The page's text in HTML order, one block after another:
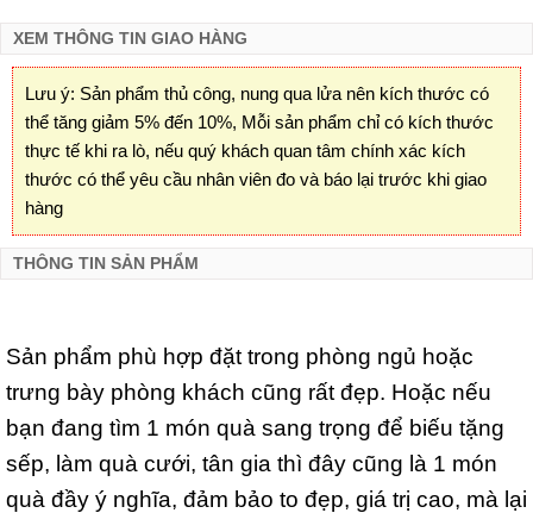
XEM THÔNG TIN GIAO HÀNG
Lưu ý: Sản phẩm thủ công, nung qua lửa nên kích thước có
thể tăng giảm 5% đến 10%, Mỗi sản phẩm chỉ có kích thước
thực tế khi ra lò, nếu quý khách quan tâm chính xác kích
thước có thể yêu cầu nhân viên đo và báo lại trước khi giao
hàng
THÔNG TIN SẢN PHẨM
Sản phẩm phù hợp đặt trong phòng ngủ hoặc
trưng bày phòng khách cũng rất đẹp. Hoặc nếu
bạn đang tìm 1 món quà sang trọng để biếu tặng
sếp, làm quà cưới, tân gia thì đây cũng là 1 món
quà đầy ý nghĩa, đảm bảo to đẹp, giá trị cao, mà lại